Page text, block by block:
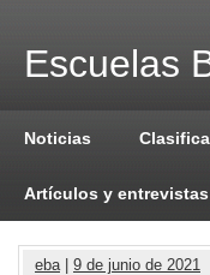
Escuelas
Noticias
Artículos y entrevistas
eba| 9 de junio de 2021